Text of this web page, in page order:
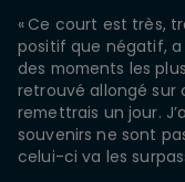
« Ce court est très,
positif que négatif, a
des moments les
retrouvé allongé sur
remettrais un jour.
souvenirs ne sont
celui-ci va les